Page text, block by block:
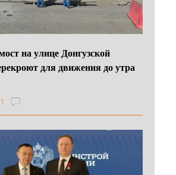
на улице Донгузской
для движения до утра